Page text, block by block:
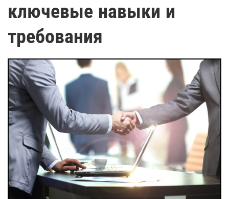
ключевые навыки и
требования